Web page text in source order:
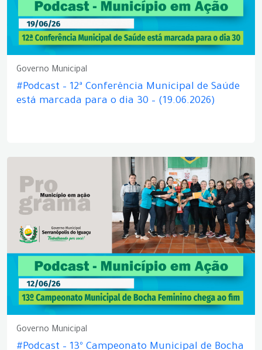
Governo Municipal
#Podcast – 12ª Conferência Municipal de Saúde
está marcada para o dia 30 – (19.06.2026)
Governo Municipal
#Podcast – 13º Campeonato Municipal de Bocha